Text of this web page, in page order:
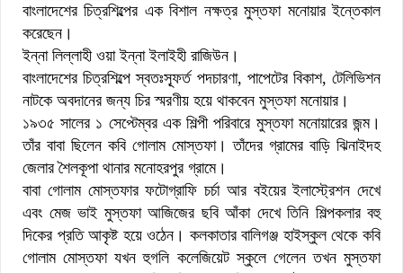
বাংলাদেশের চিত্রশিল্পের এক বিশাল নক্ষত্র মুস্তফা মনোয়ার ইন্তেকাল
করেছেন।
ইন্না লিল্লাহী ওয়া ইন্না ইলাইহী রাজিউন।
বাংলাদেশের চিত্রশিল্পে স্বতঃস্ফূর্ত পদচারণা, পাপেটের বিকাশ, টেলিভিশন
নাটকে অবদানের জন্য চির স্মরণীয় হয়ে থাকবেন মুস্তফা মনোয়ার।
১৯৩৫ সালের ১ সেপ্টেম্বর এক শিল্পী পরিবারে মুস্তফা মনোয়ারের জন্ম।
তাঁর বাবা ছিলেন কবি গোলাম মোস্তফা। তাঁদের গ্রামের বাড়ি ঝিনাইদহ
জেলার শৈলকূপা থানার মনোহরপুর গ্রামে।
বাবা গোলাম মোস্তফার ফটোগ্রাফি চর্চা আর বইয়ের ইলাস্ট্রেশন দেখে
এবং মেজ ভাই মুস্তফা আজিজের ছবি আঁকা দেখে তিনি শিল্পকলার বহু
দিকের প্রতি আকৃষ্ট হয়ে ওঠেন। কলকাতার বালিগঞ্জ হাইস্কুল থেকে কবি
গোলাম মোস্তফা যখন হুগলি কলেজিয়েট স্কুলে গেলেন তখন মুস্তফা